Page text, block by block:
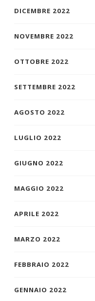
DICEMBRE 2022
NOVEMBRE 2022
OTTOBRE 2022
SETTEMBRE 2022
AGOSTO 2022
LUGLIO 2022
GIUGNO 2022
MAGGIO 2022
APRILE 2022
MARZO 2022
FEBBRAIO 2022
GENNAIO 2022